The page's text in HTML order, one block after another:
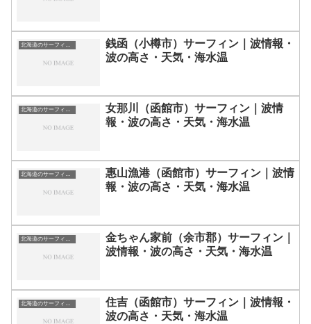
北海道のサーフィン波情報・ポイント・スポット一覧
銭函（小樽市）サーフィン｜波情報・
波の高さ・天気・海水温
北海道のサーフィン波情報・ポイント・スポット一覧
女那川（函館市）サーフィン｜波情
報・波の高さ・天気・海水温
北海道のサーフィン波情報・ポイント・スポット一覧
惠山漁港（函館市）サーフィン｜波情
報・波の高さ・天気・海水温
北海道のサーフィン波情報・ポイント・スポット一覧
金ちゃん家前（余市郡）サーフィン｜
波情報・波の高さ・天気・海水温
北海道のサーフィン波情報・ポイント・スポット一覧
住吉（函館市）サーフィン｜波情報・
波の高さ・天気・海水温